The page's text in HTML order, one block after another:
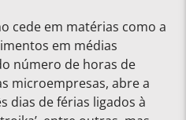
cede em matérias como a
em médias
número de horas de
microempresas, abre a
dias de férias ligados à